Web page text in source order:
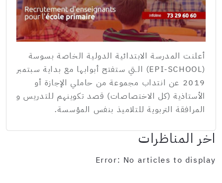
أعلنت المدرسة الابتدائية الدولية الخاصة بسوسة
(EPI-SCHOOL) الـتي ستفتح أبوابها مع بداية سبتمبر
2019 عن انتداب مجموعة من حاملي الإجازة أو
الأستاذية (كل الاختصاصات) قصد تكوينهم للتدريس و
المرافقة التربوية للتلاميذ بنفس المؤسسة.
اخر المناظرات
Error: No articles to display